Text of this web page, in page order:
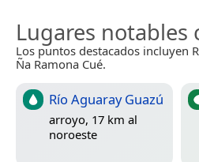
Lugares notables
Los puntos destacados incluyen
Ña Ramona Cué.
Río Aguaray Guazú
arroyo, 17 km al
noroeste